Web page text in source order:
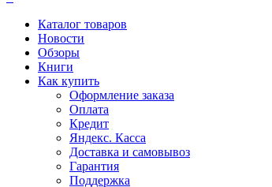
Каталог товаров
Новости
Обзоры
Книги
Как купить
Оформление заказа
Оплата
Кредит
Яндекс. Касса
Доставка и самовывоз
Гарантия
Поддержка